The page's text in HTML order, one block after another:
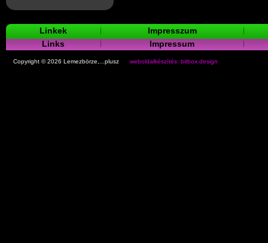
Linkek
Impresszum
Links
Impressum
Copyright © 2026 Lemezbörze,...plusz weboldalkészítés: bitbox.design